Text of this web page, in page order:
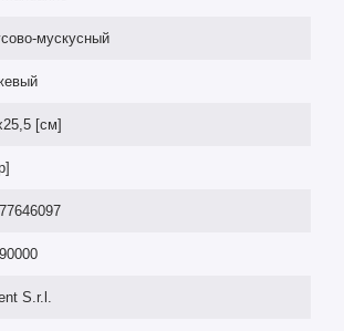
мускусный
[см]
S.r.l.